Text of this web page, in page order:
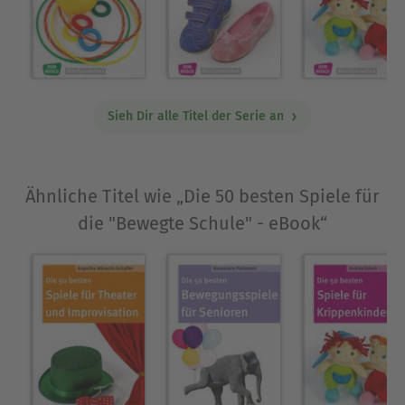
Sieh Dir alle Titel der Serie an
Ähnliche Titel wie „Die 50 besten Spiele für
die "Bewegte Schule" - eBook“